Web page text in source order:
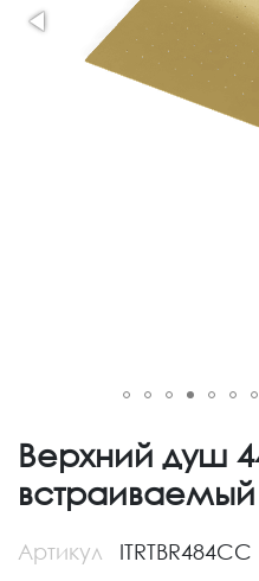
Верхний душ
встраиваемый
Артикул ITRTBR484CC